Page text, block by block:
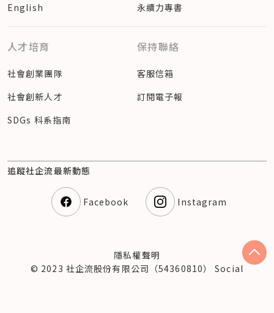
English
永續力專書
人才培育
社會創業團隊
社會創新人才
SDGs 科系指南
保持聯絡
客服信箱
訂閱電子報
追蹤社企流最新動態
Facebook Instagram
隱私權聲明
© 2023 社企流股份有限公司（54360810） Social